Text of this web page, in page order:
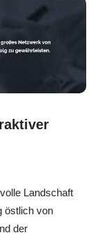
Landschaft
östlich von
der